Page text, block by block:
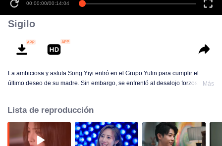
00:00:00/00:14:04
Sigilo
La ambiciosa y astuta Song Yiyi entró en el Grupo Yulin para cumplir el
último deseo de su madre. Sin embargo, se enfrentó al desalojo forzoso de
los rencores desconocidos de la élite adinerada...
Más
Lista de reproducción